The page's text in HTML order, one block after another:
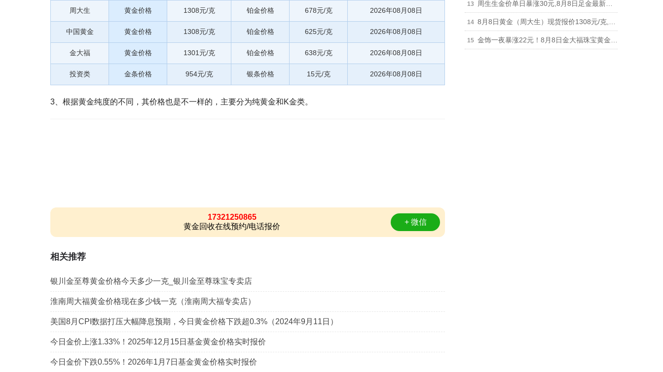
周大生 黄金价格 1308元/克 铂金价格 678元/克 2026年08月08日
中国黄金 黄金价格 1308元/克 铂金价格 625元/克 2026年08月08日
金大福 黄金价格 1301元/克 铂金价格 638元/克 2026年08月08日
投资类 金条价格 954元/克 银条价格 15元/克 2026年08月08日
3、根据黄金纯度的不同，其价格也是不一样的，主要分为纯黄金和K金类。
17321250865
黄金回收在线预约/电话报价
+ 微信
相关推荐
银川金至尊黄金价格今天多少一克_银川金至尊珠宝专卖店
淮南周大福黄金价格现在多少钱一克（淮南周大福专卖店）
美国8月CPI数据打压大幅降息预期，今日黄金价格下跌超0.3%（2024年9月11日）
今日金价上涨1.33%！2025年12月15日基金黄金价格实时报价
今日金价下跌0.55%！2026年1月7日基金黄金价格实时报价